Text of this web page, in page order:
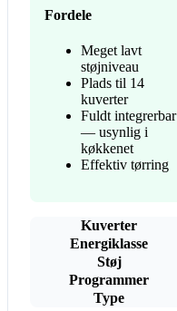
Fordele
Meget lavt
støjniveau
Plads til 14
kuverter
Fuldt integrerbar
— usynlig i
køkkenet
Effektiv tørring
Kuverter
Energiklasse
Støj
Programmer
Type